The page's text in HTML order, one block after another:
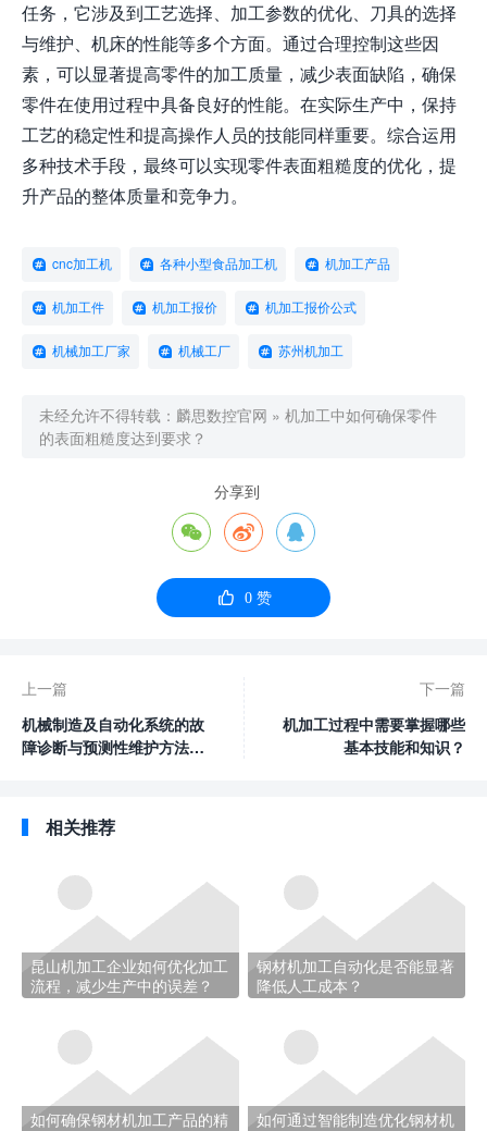
任务，它涉及到工艺选择、加工参数的优化、刀具的选择
与维护、机床的性能等多个方面。通过合理控制这些因
素，可以显著提高零件的加工质量，减少表面缺陷，确保
零件在使用过程中具备良好的性能。在实际生产中，保持
工艺的稳定性和提高操作人员的技能同样重要。综合运用
多种技术手段，最终可以实现零件表面粗糙度的优化，提
升产品的整体质量和竞争力。
cnc加工机 各种小型食品加工机 机加工产品
机加工件 机加工报价 机加工报价公式
机械加工厂家 机械工厂 苏州机加工
未经允许不得转载： 麟思数控官网 » 机加工中如何确保零件
的表面粗糙度达到要求？
分享到
  
 0赞
上一篇
机械制造及自动化系统的故
障诊断与预测性维护方法有
下一篇
机加工过程中需要掌握哪些
基本技能和知识？
相关推荐
昆山机加工企业如何优化加工
流程，减少生产中的误差？
钢材机加工自动化是否能显著
降低人工成本？
如何确保钢材机加工产品的精
如何通过智能制造优化钢材机